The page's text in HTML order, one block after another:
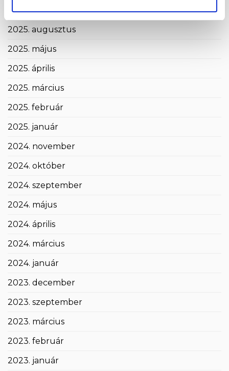
2025. szeptember
2025. augusztus
2025. május
2025. április
2025. március
2025. február
2025. január
2024. november
2024. október
2024. szeptember
2024. május
2024. április
2024. március
2024. január
2023. december
2023. szeptember
2023. március
2023. február
2023. január